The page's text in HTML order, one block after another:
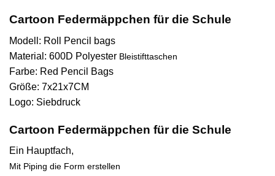
Cartoon Federmäppchen für die Schule
Modell: Roll Pencil bags
Material: 600D Polyester Bleistifttaschen
Farbe: Red Pencil Bags
Größe: 7x21x7CM
Logo: Siebdruck
Cartoon Federmäppchen für die Schule
Ein Hauptfach,
Mit Piping die Form erstellen